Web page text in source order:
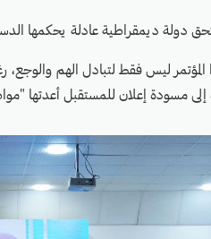
دولة ديمقراطية عادلة يحكمها
ليس فقط لتبادل الهم
مسودة إعلان للمستقبل أعدتها